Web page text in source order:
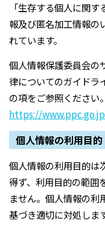
「生存する個人に関
報及び匿名加工情報の
れています。
個人情報保護委員会の
律についてのガイドラ
の項をご参照ください。
https://
個人情報の利用目的
個人情報の利用目的は
得ず、利用目的の範囲
ません。個人情報の利
基づき適切に対処します